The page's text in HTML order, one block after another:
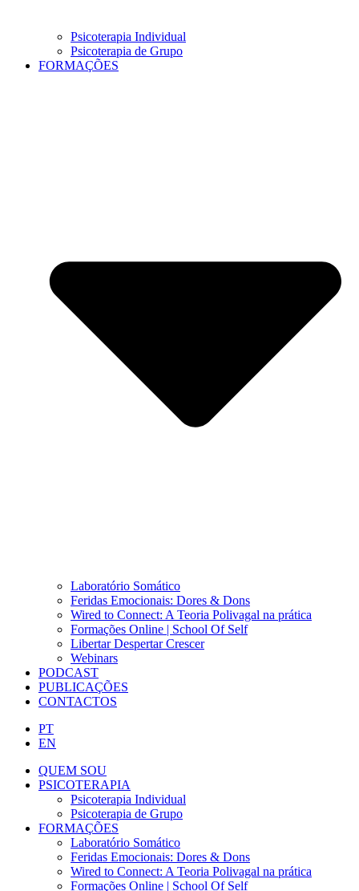
Psicoterapia Individual
Psicoterapia de Grupo
FORMAÇÕES
Laboratório Somático
Feridas Emocionais: Dores & Dons
Wired to Connect: A Teoria Polivagal na prática
Formações Online | School Of Self
Libertar Despertar Crescer
Webinars
PODCAST
PUBLICAÇÕES
CONTACTOS
PT
EN
QUEM SOU
PSICOTERAPIA
Psicoterapia Individual
Psicoterapia de Grupo
FORMAÇÕES
Laboratório Somático
Feridas Emocionais: Dores & Dons
Wired to Connect: A Teoria Polivagal na prática
Formações Online | School Of Self